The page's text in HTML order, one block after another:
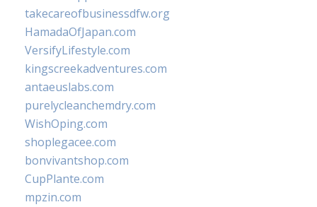
takecareofbusinessdfw.org
HamadaOfJapan.com
VersifyLifestyle.com
kingscreekadventures.com
antaeuslabs.com
purelycleanchemdry.com
WishOping.com
shoplegacee.com
bonvivantshop.com
CupPlante.com
mpzin.com